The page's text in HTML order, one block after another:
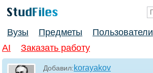
Вузы Предметы Пользователи
AI
Заказать работу
Добавил:korayakov